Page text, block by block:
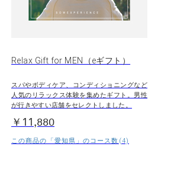
Relax Gift for MEN（eギフト）
スパやボディケア、コンディショニングなど
人気のリラックス体験を集めたギフト。男性
が行きやすい店舗をセレクトしました。
￥11,880
この商品の「愛知県」のコース数(4)